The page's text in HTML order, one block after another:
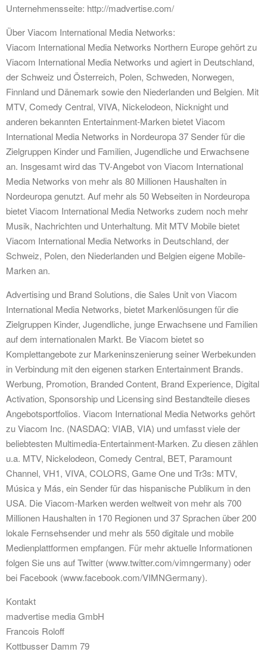
Unternehmensseite: http://madvertise.com/
Über Viacom International Media Networks:
Viacom International Media Networks Northern Europe gehört zu
Viacom International Media Networks und agiert in Deutschland,
der Schweiz und Österreich, Polen, Schweden, Norwegen,
Finnland und Dänemark sowie den Niederlanden und Belgien. Mit
MTV, Comedy Central, VIVA, Nickelodeon, Nicknight und
anderen bekannten Entertainment-Marken bietet Viacom
International Media Networks in Nordeuropa 37 Sender für die
Zielgruppen Kinder und Familien, Jugendliche und Erwachsene
an. Insgesamt wird das TV-Angebot von Viacom International
Media Networks von mehr als 80 Millionen Haushalten in
Nordeuropa genutzt. Auf mehr als 50 Webseiten in Nordeuropa
bietet Viacom International Media Networks zudem noch mehr
Musik, Nachrichten und Unterhaltung. Mit MTV Mobile bietet
Viacom International Media Networks in Deutschland, der
Schweiz, Polen, den Niederlanden und Belgien eigene Mobile-
Marken an.
Advertising und Brand Solutions, die Sales Unit von Viacom
International Media Networks, bietet Markenlösungen für die
Zielgruppen Kinder, Jugendliche, junge Erwachsene und Familien
auf dem internationalen Markt. Be Viacom bietet so
Komplettangebote zur Markeninszenierung seiner Werbekunden
in Verbindung mit den eigenen starken Entertainment Brands.
Werbung, Promotion, Branded Content, Brand Experience, Digital
Activation, Sponsorship und Licensing sind Bestandteile dieses
Angebotsportfolios. Viacom International Media Networks gehört
zu Viacom Inc. (NASDAQ: VIAB, VIA) und umfasst viele der
beliebtesten Multimedia-Entertainment-Marken. Zu diesen zählen
u.a. MTV, Nickelodeon, Comedy Central, BET, Paramount
Channel, VH1, VIVA, COLORS, Game One und Tr3s: MTV,
Música y Más, ein Sender für das hispanische Publikum in den
USA. Die Viacom-Marken werden weltweit von mehr als 700
Millionen Haushalten in 170 Regionen und 37 Sprachen über 200
lokale Fernsehsender und mehr als 550 digitale und mobile
Medienplattformen empfangen. Für mehr aktuelle Informationen
folgen Sie uns auf Twitter (www.twitter.com/vimngermany) oder
bei Facebook (www.facebook.com/VIMNGermany).
Kontakt
madvertise media GmbH
Francois Roloff
Kottbusser Damm 79